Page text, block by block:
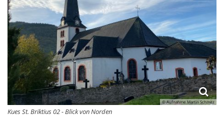
© Aufnahme Martin Schmitz
Kues St. Briktius 02 - Blick von Norden